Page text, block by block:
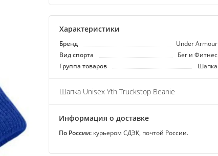
Характеристики
Бренд Under Armour
Вид спорта
Бег и Фитнес
Группа товаров
Шапка
Шапка Unisex Yth Truckstop Beanie
Информация о доставке
По России: курьером СДЭК, почтой России.